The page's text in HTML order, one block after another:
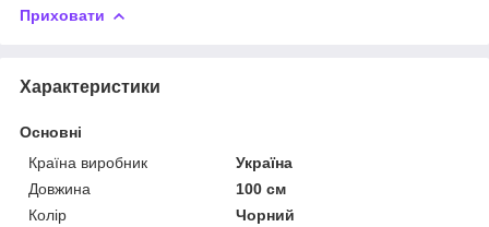
Приховати
Характеристики
Основні
Країна виробник
Україна
Довжина
100 см
Колір
Чорний